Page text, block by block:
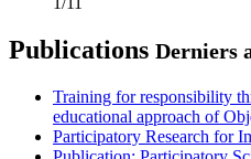
Publications Derniers
Training for responsibility
educational approach of
Participatory Research for